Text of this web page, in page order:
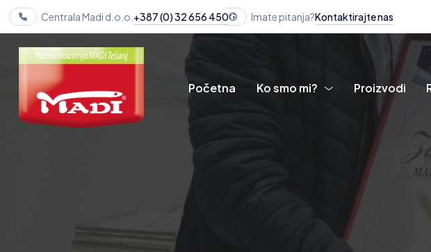
Centrala Madi d.o.o. +387 (0) 32 656 450 Imate pitanja?Kontaktirajte nas
Početna Ko smo mi? Proizvodi